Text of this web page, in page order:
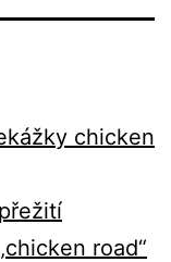
chicken
road“